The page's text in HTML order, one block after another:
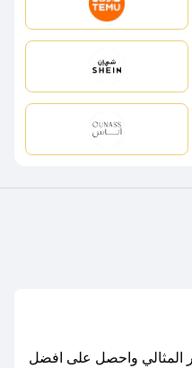
المثالي واحصل على افضل